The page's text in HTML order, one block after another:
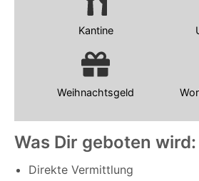
Was Dir geboten wird:
Direkte Vermittlung
Kantine
Weihnachtsgeld